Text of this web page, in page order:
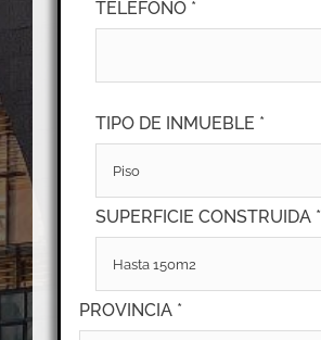
TELÉFONO *
TIPO DE INMUEBLE *
SUPERFICIE CONSTRUIDA *
PROVINCIA *